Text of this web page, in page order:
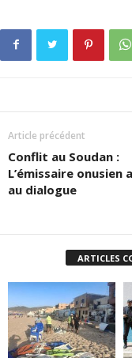
Article précédent
Conflit au Soudan :
L’émissaire onusien
au dialogue
ARTICLES